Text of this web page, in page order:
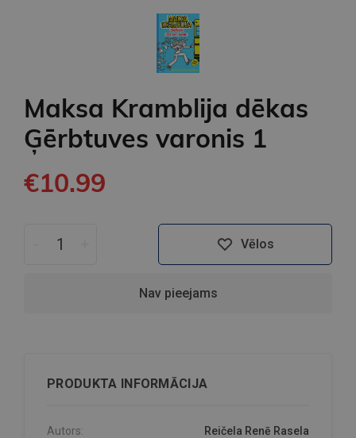
Maksa Kramblija dēkas
Ģērbtuves varonis 1
€10.99
Vēlos
Nav pieejams
PRODUKTA INFORMĀCIJA
Autors: Reičela Renē Rasela